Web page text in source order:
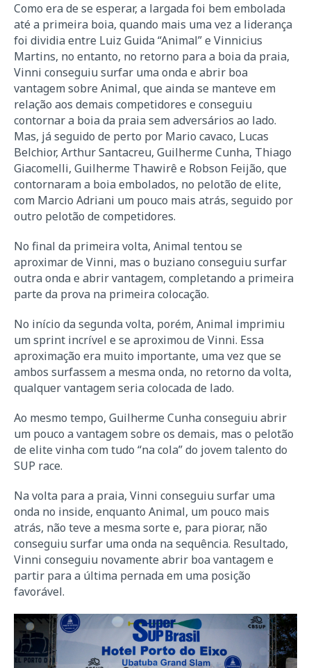
Como era de se esperar, a largada foi bem embolada
até a primeira boia, quando mais uma vez a liderança
foi dividia entre Luiz Guida “Animal” e Vinnicius
Martins, no entanto, no retorno para a boia da praia,
Vinni conseguiu surfar uma onda e abrir boa
vantagem sobre Animal, que ainda se manteve em
relação aos demais competidores e conseguiu
contornar a boia da praia sem adversários ao lado.
Mas, já seguido de perto por Mario cavaco, Lucas
Belchior, Arthur Santacreu, Guilherme Cunha, Thiago
Giacomelli, Guilherme Thawirê e Robson Feijão, que
contornaram a boia embolados, no pelotão de elite,
com Marcio Adriani um pouco mais atrás, seguido por
outro pelotão de competidores.
No final da primeira volta, Animal tentou se
aproximar de Vinni, mas o buziano conseguiu surfar
outra onda e abrir vantagem, completando a primeira
parte da prova na primeira colocação.
No início da segunda volta, porém, Animal imprimiu
um sprint incrível e se aproximou de Vinni. Essa
aproximação era muito importante, uma vez que se
ambos surfassem a mesma onda, no retorno da volta,
qualquer vantagem seria colocada de lado.
Ao mesmo tempo, Guilherme Cunha conseguiu abrir
um pouco a vantagem sobre os demais, mas o pelotão
de elite vinha com tudo “na cola” do jovem talento do
SUP race.
Na volta para a praia, Vinni conseguiu surfar uma
onda no inside, enquanto Animal, um pouco mais
atrás, não teve a mesma sorte e, para piorar, não
conseguiu surfar uma onda na sequência. Resultado,
Vinni conseguiu novamente abrir boa vantagem e
partir para a última pernada em uma posição
favorável.